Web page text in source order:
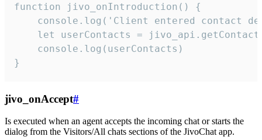
function jivo_onIntroduction() {
console.log('Client entered contact
let userContacts =
    console.log(userContacts)
}
jivo_onAccept#
Is executed when an agent accepts the incoming chat or starts the
dialog from the Visitors/All chats sections of the JivoChat app.